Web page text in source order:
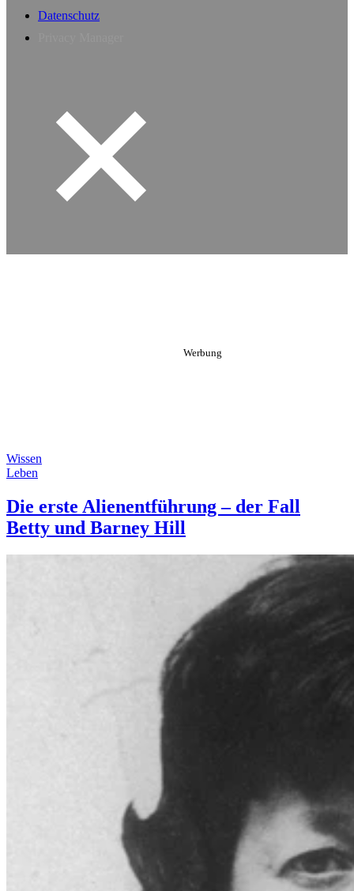
Datenschutz
Wissen
Leben
Die erste Alienentführung – der Fall
Betty und Barney Hill